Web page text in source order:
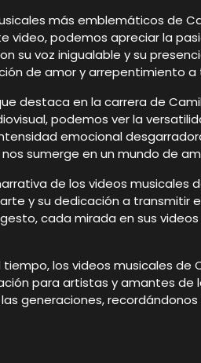
más emblemáticos de
video, podemos apreciar la
su voz inigualable y su
de amor y arrepentimiento
destaca en la carrera de
podemos ver la
emocional
sumerge en un mundo de
de los videos musicales
y su dedicación a transmitir
cada mirada en sus
los videos musicales de
para artistas y amantes de
generaciones,